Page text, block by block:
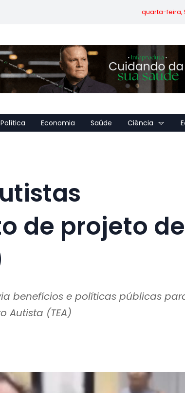
quarta-feira,
Política Economia Saúde Ciência
de projeto de
benefícios e políticas públicas
Autista (TEA)